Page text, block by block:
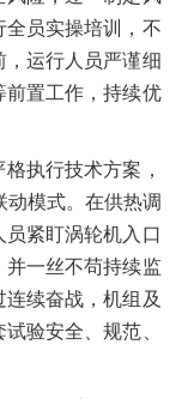
全员实操培训，不
，运行人员严谨细
置工作，持续优
执行技术方案，
动模式。在供热调
紧盯涡轮机入口
一丝不苟持续监
续奋战，机组及
验安全、规范、